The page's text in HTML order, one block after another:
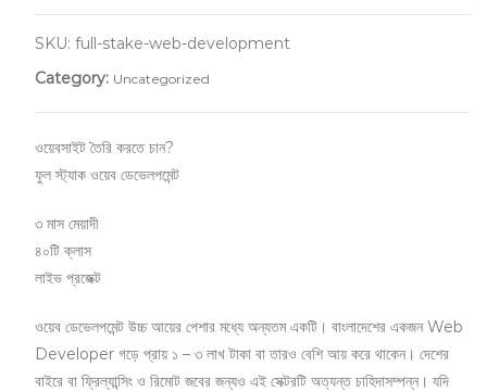
SKU: full-stake-web-development
Category: Uncategorized
ওয়েবসাইট তৈরি করতে চান?
ফুল স্ট্যাক ওয়েব ডেভেলপমেন্ট
৩ মাস মেয়াদী
৪০টি ক্লাস
লাইভ প্রজেক্ট
ওয়েব ডেভেলপমেন্ট উচ্চ আয়ের পেশার মধ্যে অন্যতম একটি। বাংলাদেশের একজন Web
Developer গড়ে প্রায় ১ – ৩ লাখ টাকা বা তারও বেশি আয় করে থাকেন। দেশের
বাইরে বা ফ্রিল্যান্সিং ও রিমোট জবের জন্যও এই সেক্টরটি অত্যন্ত চাহিদাসম্পন্ন। যদি